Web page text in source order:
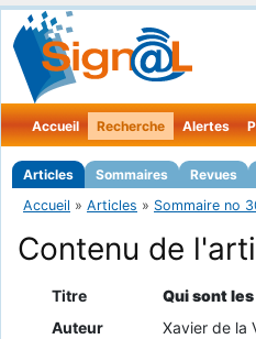
Accueil Recherche
Articles Sommaires Revues
Alertes
Accueil » Articles » Sommaire no
Contenu de
Titre
Qui sont
Auteur
Xavier de la